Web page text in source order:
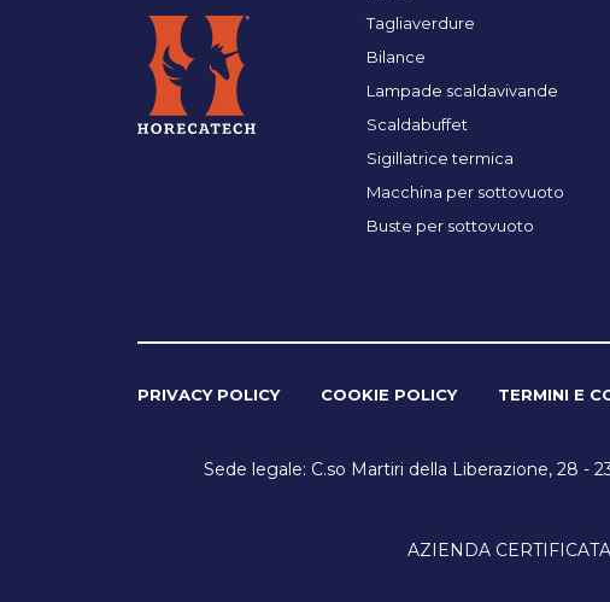
Tagliaverdure
Bilance
Lampade scaldavivande
Scaldabuffet
Sigillatrice termica
Macchina per sottovuoto
Buste per sottovuoto
PRIVACY POLICY COOKIE POLICY TERMINI E
Sede legale: C.so Martiri della Liberazione, 28 -
AZIENDA